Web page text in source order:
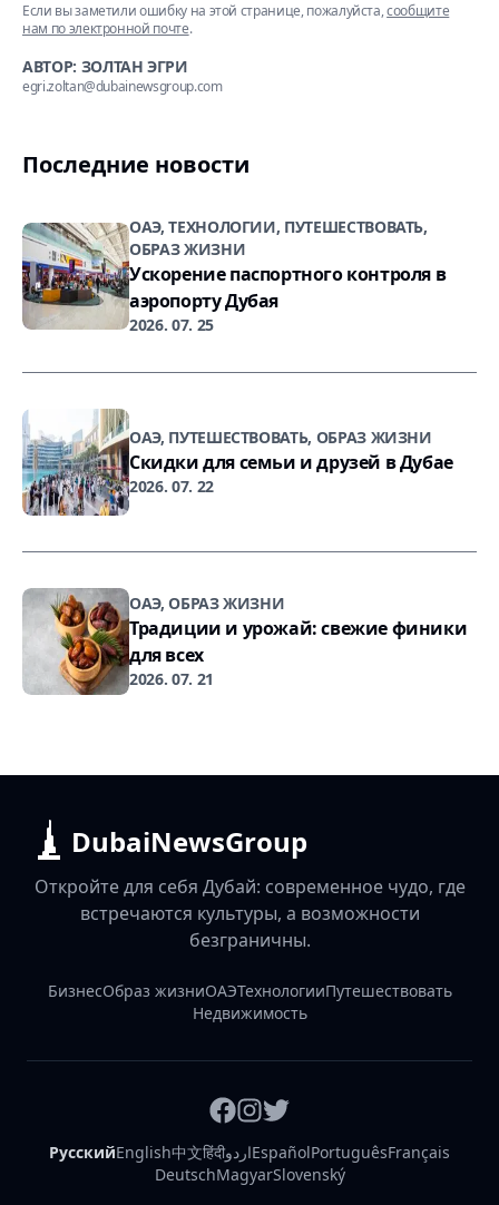
Если вы заметили ошибку на этой странице, пожалуйста,сообщите
нам по электронной почте.
АВТОР: ЗОЛТАН ЭГРИ
egri.zoltan@dubainewsgroup.com
Последние новости
ОАЭ, ТЕХНОЛОГИИ, ПУТЕШЕСТВОВАТЬ,
ОБРАЗ ЖИЗНИ
Ускорение паспортного контроля в
аэропорту Дубая
2026. 07. 25
ОАЭ, ПУТЕШЕСТВОВАТЬ, ОБРАЗ ЖИЗНИ
Скидки для семьи и друзей в Дубае
2026. 07. 22
ОАЭ, ОБРАЗ ЖИЗНИ
Традиции и урожай: свежие финики
для всех
2026. 07. 21
DubaiNewsGroup
Откройте для себя Дубай: современное чудо, где
встречаются культуры, а возможности
безграничны.
БизнесОбраз жизниОАЭТехнологииПутешествовать
Недвижимость
РусскийEnglish中文हिंदीاردوEspañolPortuguêsFrançais
DeutschMagyarSlovenský